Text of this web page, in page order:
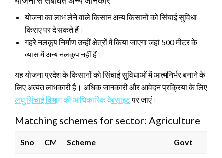
योजना का लाभ लेने वाले किसान अन्य किसानों को सिंचाई सुविधा
किराए पर दे सकते हैं।
गहरे नलकूप निर्माण उन्हीं क्षेत्रों में किया जाएगा जहां 500 मीटर के
व्यास में अन्य नलकूप नहीं हैं।
यह योजना प्रदेश के किसानों को सिंचाई सुविधाओं में आत्मनिर्भर बनाने के
लिए अत्यंत लाभकारी है। अधिक जानकारी और आवेदन प्रक्रिया के लिए
लघु सिंचाई विभाग की आधिकारिक वेबसाइटपर जाएं।
Matching schemes for sector: Agriculture
Sno CM Scheme Govt